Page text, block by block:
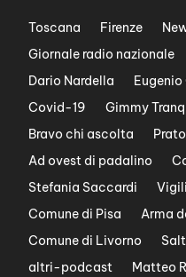
Toscana Firenze
Giornale radio nazionale
Dario Nardella
Eugenio
Covid-19
Gimmy
Bravo chi ascolta
Prato
Ad ovest di padalino
Stefania Saccardi
Comune di Pisa
Arma
Comune di Livorno
altri-podcast
Matteo